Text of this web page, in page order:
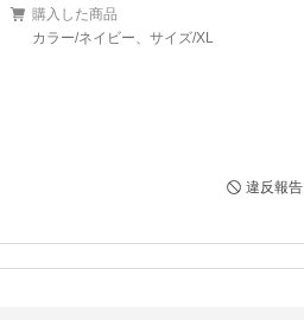
購入した商品
カラー/ネイビー、サイズ/XL
違反報告